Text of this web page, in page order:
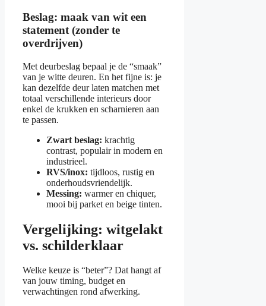
Beslag: maak van wit een
statement (zonder te
overdrijven)
Met deurbeslag bepaal je de “smaak”
van je witte deuren. En het fijne is: je
kan dezelfde deur laten matchen met
totaal verschillende interieurs door
enkel de krukken en scharnieren aan
te passen.
Zwart beslag: krachtig
contrast, populair in modern en
industrieel.
RVS/inox: tijdloos, rustig en
onderhoudsvriendelijk.
Messing: warmer en chiquer,
mooi bij parket en beige tinten.
Vergelijking: witgelakt
vs. schilderklaar
Welke keuze is “beter”? Dat hangt af
van jouw timing, budget en
verwachtingen rond afwerking.